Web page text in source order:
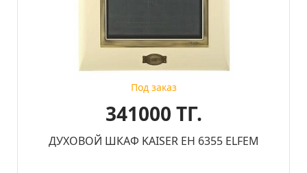
Под заказ
341000 ТГ.
ДУХОВОЙ ШКАФ KAISER EH 6355 ELFEM